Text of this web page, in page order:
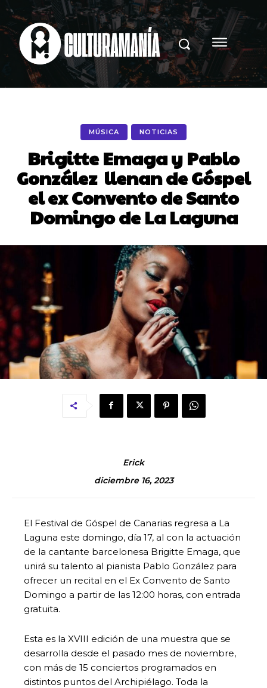
MÚSICA NOTICIAS
Brigitte Emaga y Pablo
González llenan de Góspel
el ex Convento de Santo
Domingo de La Laguna
Erick
diciembre 16, 2023
El Festival de Góspel de Canarias regresa a La
Laguna este domingo, día 17, al con la actuación
de la cantante barcelonesa Brigitte Emaga, que
unirá su talento al pianista Pablo González para
ofrecer un recital en el Ex Convento de Santo
Domingo a partir de las 12:00 horas, con entrada
gratuita.
Esta es la XVIII edición de una muestra que se
desarrolla desde el pasado mes de noviembre,
con más de 15 conciertos programados en
distintos puntos del Archipiélago. Toda la